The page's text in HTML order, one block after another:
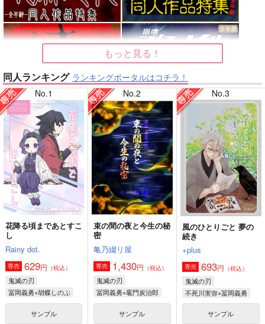
【僕のヒーローアカデミア】 【僕のヒーローアカデミア】
【鬼滅の刃】 【原神】
【ゲゲゲの鬼太郎】 【鬼滅の刃】
【僕のヒーローアカデミア】 【呪術廻戦】
もっと見る！
同人ランキング ランキングポータルはコチラ！
No.1
花降る頃まであとすこ
し
Rainy dot.
専売 629円 （税込）
鬼滅の刃
冨岡義勇×胡蝶しのぶ
サンプル
No.2
束の間の夜と今生の秘
密
亀乃綴リ屋
専売 1,430円 （税込）
鬼滅の刃
冨岡義勇×竈門炭治郎
サンプル
No.3
風のひとりごと 夢の
続き
+plus
専売 693円 （税込）
鬼滅の刃
不死川実弥×冨岡義勇
サンプル